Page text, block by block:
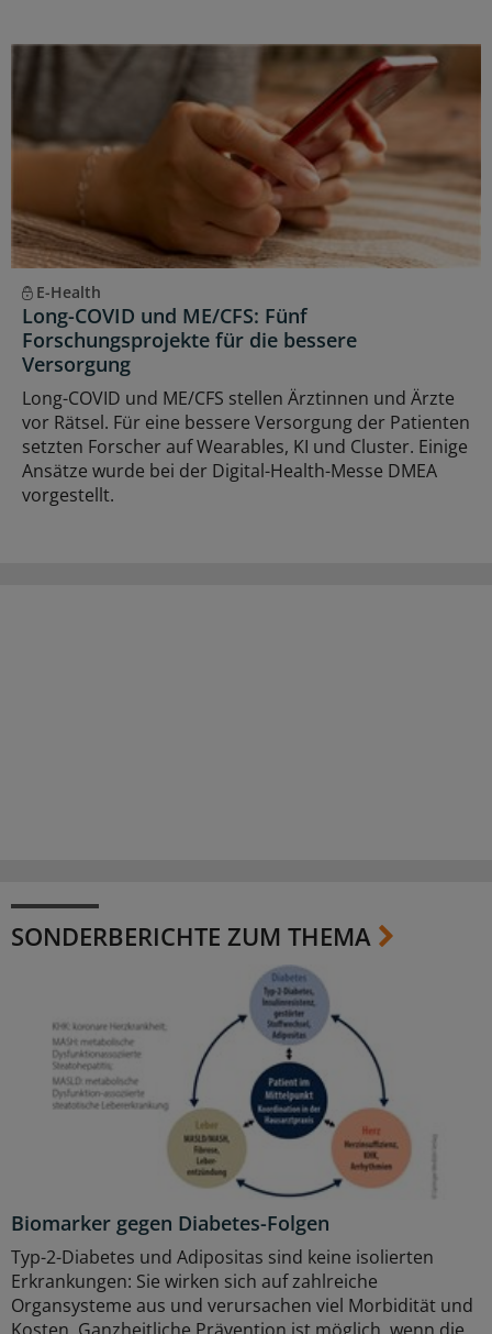
E-Health
Long-COVID und ME/CFS: Fünf
Forschungsprojekte für die bessere
Versorgung
Long-COVID und ME/CFS stellen Ärztinnen und Ärzte
vor Rätsel. Für eine bessere Versorgung der Patienten
setzten Forscher auf Wearables, KI und Cluster. Einige
Ansätze wurde bei der Digital-Health-Messe DMEA
vorgestellt.
SONDERBERICHTE ZUM THEMA
Biomarker gegen Diabetes-Folgen
Typ-2-Diabetes und Adipositas sind keine isolierten
Erkrankungen: Sie wirken sich auf zahlreiche
Organsysteme aus und verursachen viel Morbidität und